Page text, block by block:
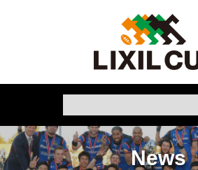
News